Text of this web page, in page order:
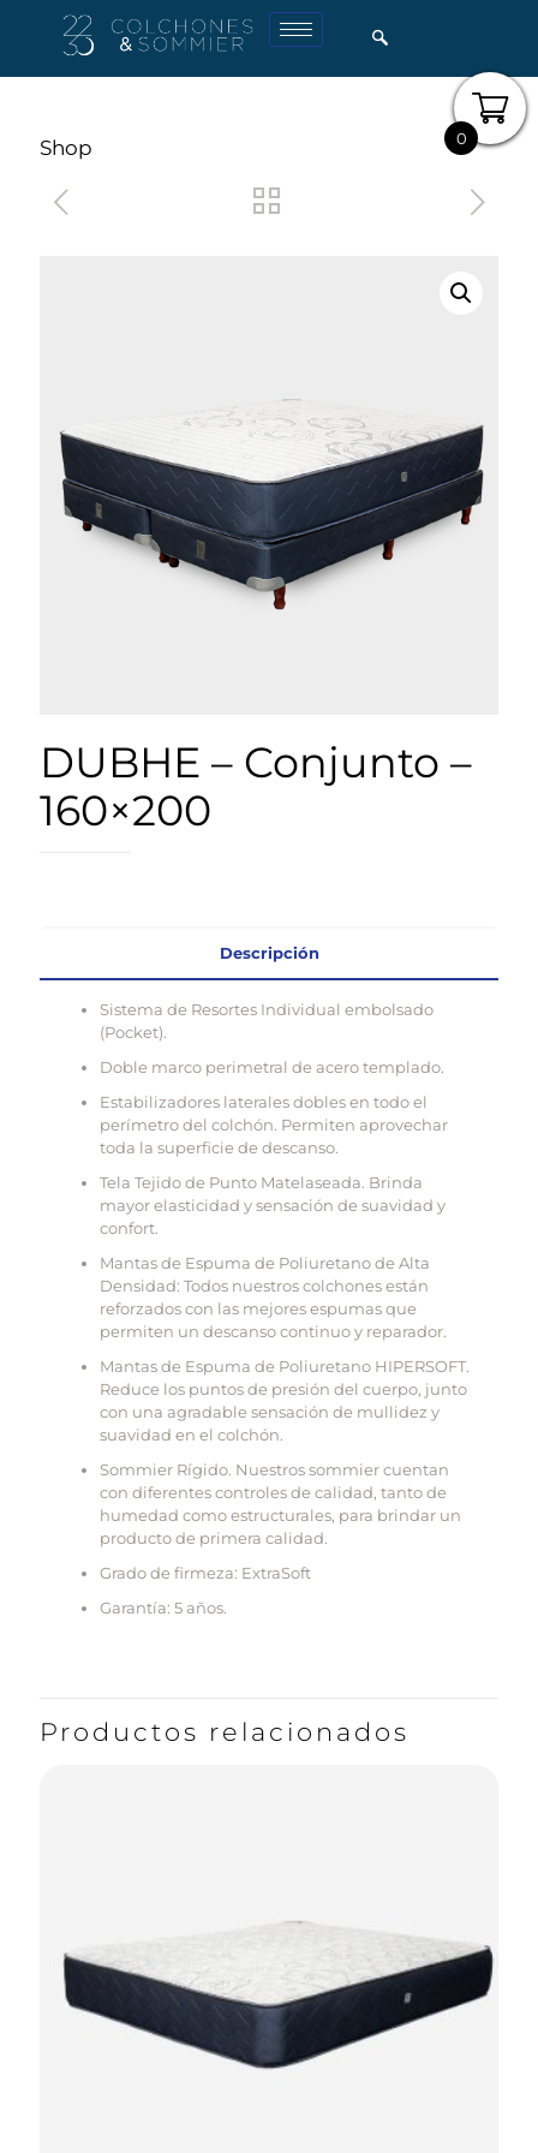
Shop
DUBHE – Conjunto –
160×200
Descripción
Sistema de Resortes Individual embolsado
(Pocket).
Doble marco perimetral de acero templado.
Estabilizadores laterales dobles en todo el
perímetro del colchón. Permiten aprovechar
toda la superficie de descanso.
Tela Tejido de Punto Matelaseada. Brinda
mayor elasticidad y sensación de suavidad y
confort.
Mantas de Espuma de Poliuretano de Alta
Densidad: Todos nuestros colchones están
reforzados con las mejores espumas que
permiten un descanso continuo y reparador.
Mantas de Espuma de Poliuretano HIPERSOFT.
Reduce los puntos de presión del cuerpo, junto
con una agradable sensación de mullidez y
suavidad en el colchón.
Sommier Rígido. Nuestros sommier cuentan
con diferentes controles de calidad, tanto de
humedad como estructurales, para brindar un
producto de primera calidad.
Grado de firmeza: ExtraSoft
Garantía: 5 años.
Productos relacionados
0